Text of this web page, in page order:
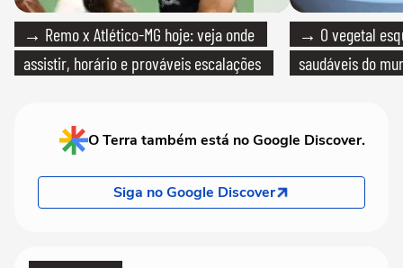
→ Remo x Atlético-MG hoje: veja onde
assistir, horário e prováveis escalações
→ O vegetal
saudáveis do
O Terra também está no Google Discover.
Siga no Google Discover